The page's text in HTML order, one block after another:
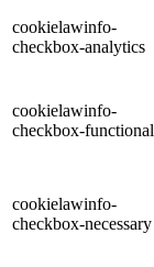
cookielawinfo-
checkbox-analytics
cookielawinfo-
checkbox-functional
cookielawinfo-
checkbox-necessary